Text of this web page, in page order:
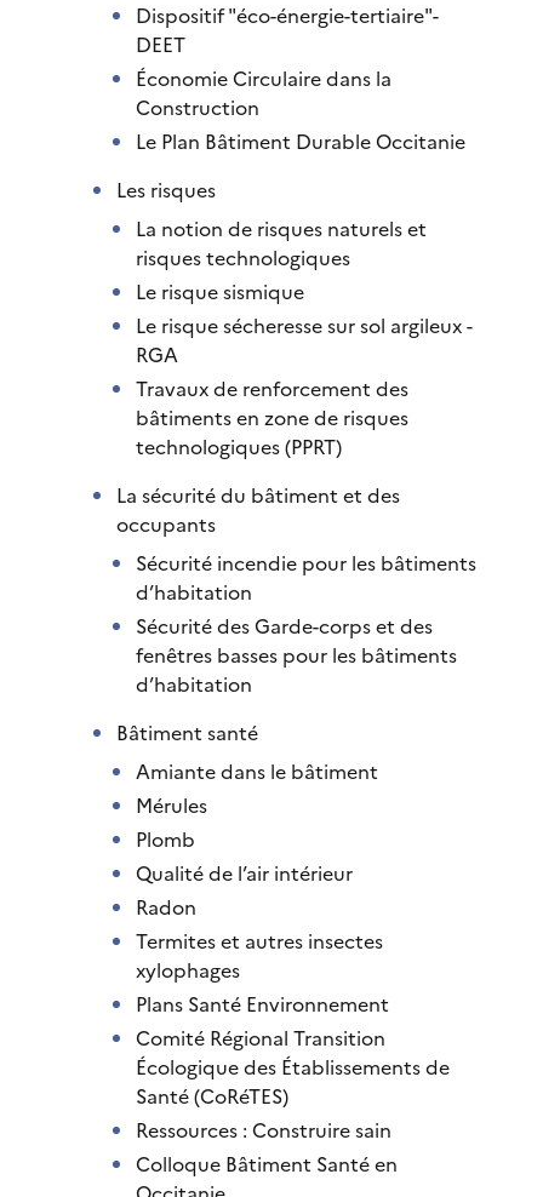
Dispositif "éco-énergie-tertiaire"-
DEET
Économie Circulaire dans la
Construction
Le Plan Bâtiment Durable Occitanie
Les risques
La notion de risques naturels et
risques technologiques
Le risque sismique
Le risque sécheresse sur sol argileux -
RGA
Travaux de renforcement des
bâtiments en zone de risques
technologiques (PPRT)
La sécurité du bâtiment et des
occupants
Sécurité incendie pour les bâtiments
d’habitation
Sécurité des Garde-corps et des
fenêtres basses pour les bâtiments
d’habitation
Bâtiment santé
Amiante dans le bâtiment
Mérules
Plomb
Qualité de l’air intérieur
Radon
Termites et autres insectes
xylophages
Plans Santé Environnement
Comité Régional Transition
Écologique des Établissements de
Santé (CoRéTES)
Ressources : Construire sain
Colloque Bâtiment Santé en